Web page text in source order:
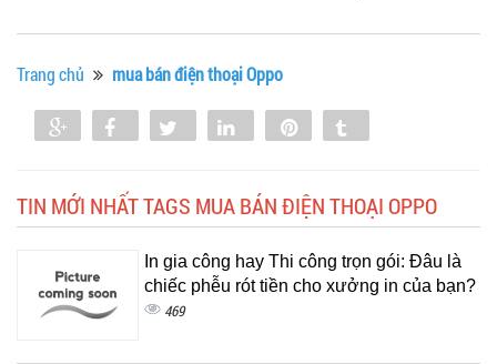
Trang chủ mua bán điện thoại Oppo
Share Share Tweet Share
TIN MỚI NHẤT TAGS MUA BÁN ĐIỆN THOẠI OPPO
In gia công hay Thi công trọn gói: Đâu là
chiếc phễu rót tiền cho xưởng in của bạn?
469